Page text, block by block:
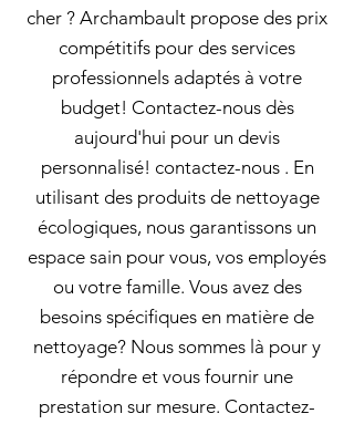
cher ? Archambault propose des prix
compétitifs pour des services
professionnels adaptés à votre
budget! Contactez-nous dès
aujourd'hui pour un devis
personnalisé! contactez-nous . En
utilisant des produits de nettoyage
écologiques, nous garantissons un
espace sain pour vous, vos employés
ou votre famille. Vous avez des
besoins spécifiques en matière de
nettoyage? Nous sommes là pour y
répondre et vous fournir une
prestation sur mesure. Contactez-